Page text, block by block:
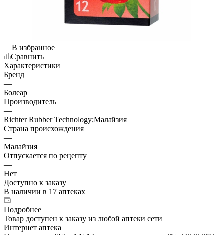
В избранное
Сравнить
Характеристики
Бренд
—
Болеар
Производитель
—
Richter Rubber Technology;Малайзия
Страна происхождения
—
Малайзия
Отпускается по рецепту
—
Нет
Доступно к заказу
В наличии в 17 аптеках
Подробнее
Товар доступен к заказу из любой аптеки сети
Интернет аптека